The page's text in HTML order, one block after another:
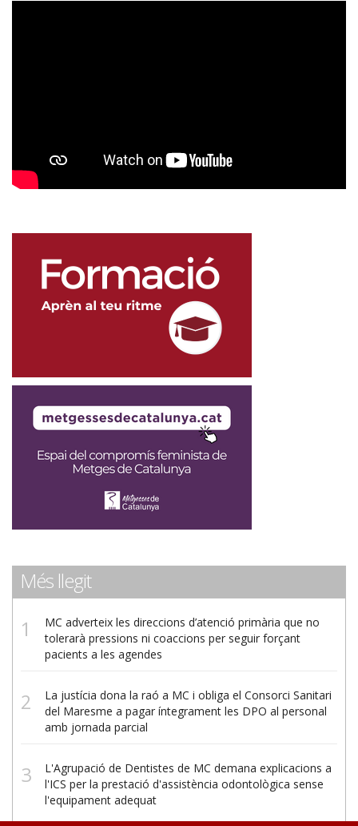
Més llegit
MC adverteix les direccions d’atenció primària que no
tolerarà pressions ni coaccions per seguir forçant
pacients a les agendes
La justícia dona la raó a MC i obliga el Consorci Sanitari
del Maresme a pagar íntegrament les DPO al personal
amb jornada parcial
L'Agrupació de Dentistes de MC demana explicacions a
l'ICS per la prestació d'assistència odontològica sense
l'equipament adequat